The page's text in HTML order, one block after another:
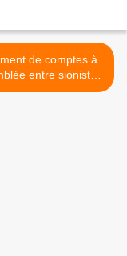
de comptes à
entre sionistes
>